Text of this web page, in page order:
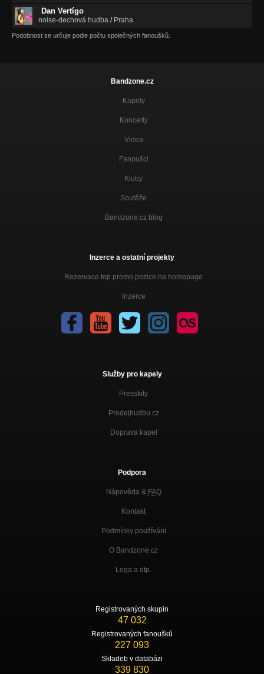
Dan Vertígo
noise-dechová hudba / Praha
Podobnost se určuje podle počtu společných fanoušků.
Bandzone.cz
Kapely
Koncerty
Videa
Fanoušci
Kluby
Soutěže
Bandzone.cz blog
Inzerce a ostatní projekty
Rezervace top promo pozice na homepage
Inzerce
Služby pro kapely
Presskity
Prodejhudbu.cz
Doprava kapel
Podpora
Nápověda & FAQ
Kontakt
Podmínky používání
O Bandzone.cz
Loga a dtp.
Registrovaných skupin
47 032
Registrovaných fanoušků
227 093
Skladeb v databázi
339 830